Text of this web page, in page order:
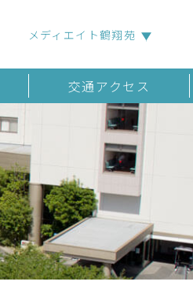
メディエイト鶴翔苑
交通アクセス